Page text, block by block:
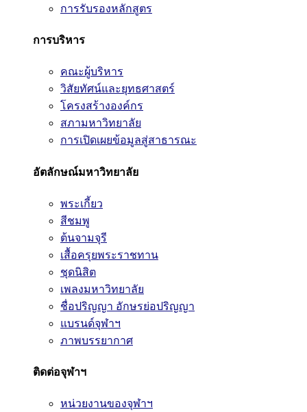
การรับรองหลักสูตร
การบริหาร
คณะผู้บริหาร
วิสัยทัศน์และยุทธศาสตร์
โครงสร้างองค์กร
สภามหาวิทยาลัย
การเปิดเผยข้อมูลสู่สาธารณะ
อัตลักษณ์มหาวิทยาลัย
พระเกี้ยว
สีชมพู
ต้นจามจุรี
เสื้อครุยพระราชทาน
ชุดนิสิต
เพลงมหาวิทยาลัย
ชื่อปริญญา อักษรย่อปริญญา
แบรนด์จุฬาฯ
ภาพบรรยากาศ
ติดต่อจุฬาฯ
หน่วยงานของจุฬาฯ